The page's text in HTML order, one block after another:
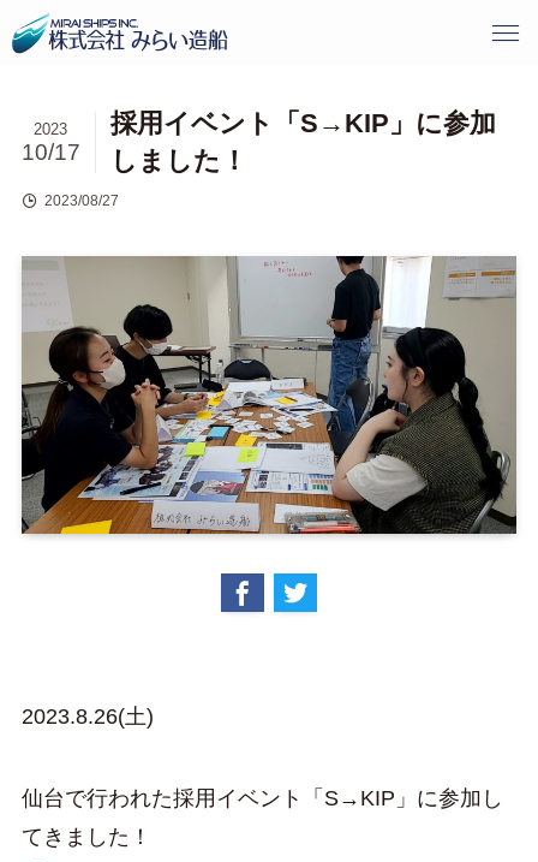
採用イベント「S→KIP」に参加
しました！
2023
10/17
2023/08/27
2023.8.26(土)
仙台で行われた採用イベント「S→KIP」に参加し
てきました！